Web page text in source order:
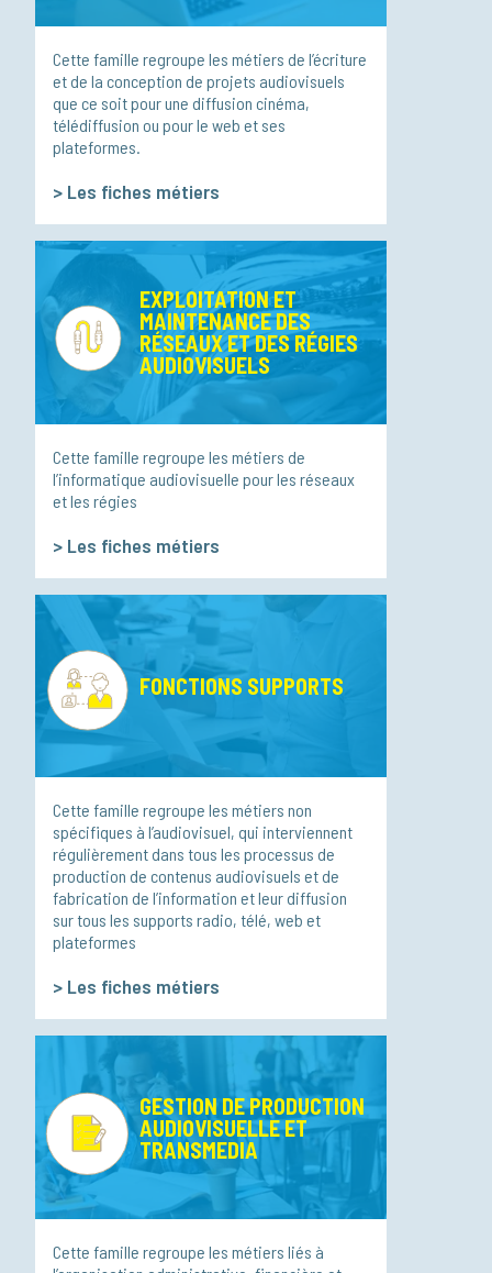
Cette famille regroupe les métiers de l’écriture
et de la conception de projets audiovisuels
que ce soit pour une diffusion cinéma,
télédiffusion ou pour le web et ses
plateformes.
> Les fiches métiers
EXPLOITATION ET
MAINTENANCE DES
RÉSEAUX ET DES RÉGIES
AUDIOVISUELS
Cette famille regroupe les métiers de
l’informatique audiovisuelle pour les réseaux
et les régies
> Les fiches métiers
FONCTIONS SUPPORTS
Cette famille regroupe les métiers non
spécifiques à l’audiovisuel, qui interviennent
régulièrement dans tous les processus de
production de contenus audiovisuels et de
fabrication de l’information et leur diffusion
sur tous les supports radio, télé, web et
plateformes
> Les fiches métiers
GESTION DE PRODUCTION
AUDIOVISUELLE ET
TRANSMEDIA
Cette famille regroupe les métiers liés à